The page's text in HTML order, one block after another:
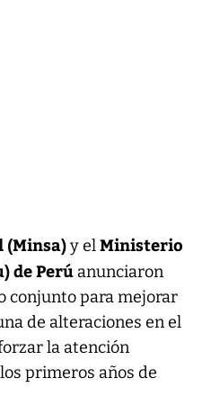
(Minsa)y elMinisterio
de Perú anunciaron
conjunto para mejorar
de alteraciones en el
la atención
primeros años de